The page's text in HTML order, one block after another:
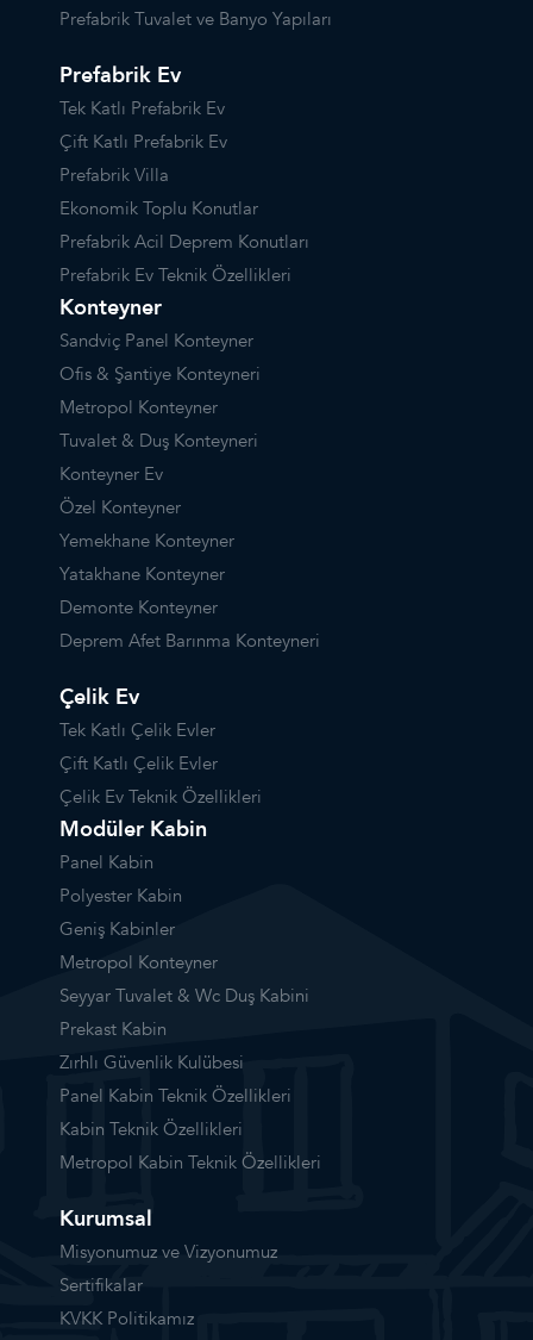
Prefabrik Tuvalet ve Banyo Yapıları
Prefabrik Ev
Tek Katlı Prefabrik Ev
Çift Katlı Prefabrik Ev
Prefabrik Villa
Ekonomik Toplu Konutlar
Prefabrik Acil Deprem Konutları
Prefabrik Ev Teknik Özellikleri
Konteyner
Sandviç Panel Konteyner
Ofis & Şantiye Konteyneri
Metropol Konteyner
Tuvalet & Duş Konteyneri
Konteyner Ev
Özel Konteyner
Yemekhane Konteyner
Yatakhane Konteyner
Demonte Konteyner
Deprem Afet Barınma Konteyneri
Çelik Ev
Tek Katlı Çelik Evler
Çift Katlı Çelik Evler
Çelik Ev Teknik Özellikleri
Modüler Kabin
Panel Kabin
Polyester Kabin
Geniş Kabinler
Metropol Konteyner
Seyyar Tuvalet & Wc Duş Kabini
Prekast Kabin
Zırhlı Güvenlik Kulübesi
Panel Kabin Teknik Özellikleri
Kabin Teknik Özellikleri
Metropol Kabin Teknik Özellikleri
Kurumsal
Misyonumuz ve Vizyonumuz
Sertifikalar
KVKK Politikamız